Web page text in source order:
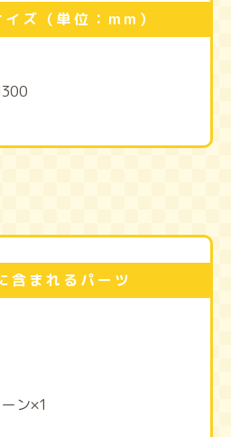
ズ（単位：mm）
含まれるパーツ
ン×1